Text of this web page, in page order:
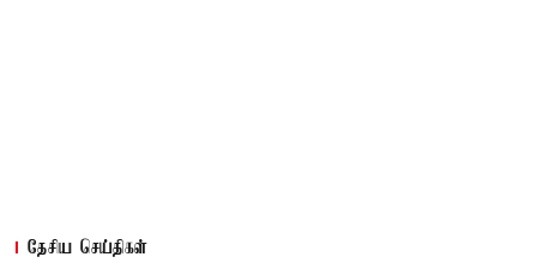
தேசிய செய்திகள்